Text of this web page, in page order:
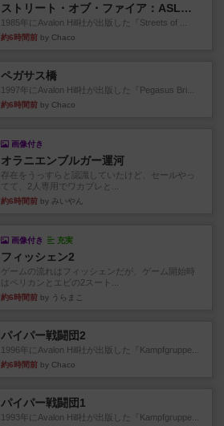
ストリート・オブ・ファイア：ASLデラックスモジュール1
1985年にAvalon Hill社が出版した『Streets of ...
約6時間前 by Chaco
ペガサス橋
1997年にAvalon Hill社が出版した『Pegasus Bri...
約6時間前 by Chaco
画像付き
オラニエンブルガー運河
存在をうっすらと認識していたけど、セールやっ
てて、2人専用でワカプレと...
約6時間前 by みいやん
画像付き 充実
フィッシェン2
ゲームの流れはフィッシェンだが、ゲーム開始時
はペリカンとエビの2スート...
約6時間前 by うらまこ
パイパー戦闘団2
1996年にAvalon Hill社が出版した『Kampfgruppe...
約6時間前 by Chaco
パイパー戦闘団1
1993年にAvalon Hill社が出版した『Kampfgruppe...